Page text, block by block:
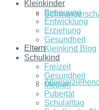
Eltern
Kleinkinder
Betreuung
Entwicklung
Erziehung
Gesundheit
Kleinkind Blog
Schulkind
Freizeit
Gesundheit
Medien
Pubertät
Schulalltag